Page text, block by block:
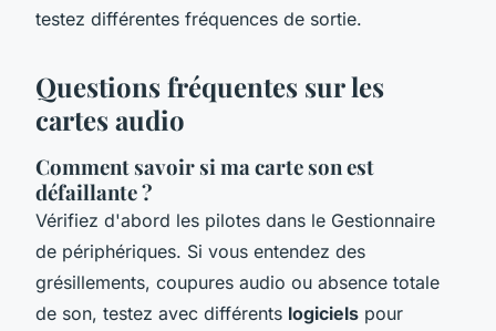
testez différentes fréquences de sortie.
Questions fréquentes sur les
cartes audio
Comment savoir si ma carte son est
défaillante ?
Vérifiez d'abord les pilotes dans le Gestionnaire
de périphériques. Si vous entendez des
grésillements, coupures audio ou absence totale
de son, testez avec différents logiciels pour